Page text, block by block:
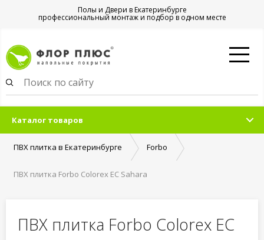
Полы и Двери в Екатеринбурге
профессиональный монтаж и подбор в одном месте
Каталог товаров
ПВХ плитка в Екатеринбурге Forbo
ПВХ плитка Forbo Colorex EC Sahara
ПВХ плитка Forbo Colorex EC